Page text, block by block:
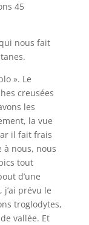
45
nous fait
». Le
creusées
les
la vue
il fait frais
à nous, nous
tout
d’une
prévu le
troglodytes,
vallée. Et